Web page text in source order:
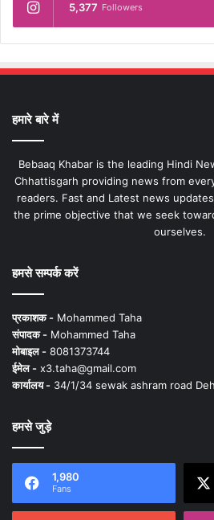
5,377 Followers
हमारे बारे में
Bebaaq Khabar is the leading Hindi
Chhattisgarh providing news from
readers. Fast and Latest news
the prime objective that we seek
ourselves.
हमसे सम्पर्क करें
प्रकाशक - Mohammed Taha
संपादक - Mohammed Taha
मोबाइल - 8081373744
ईमेल - x3.taha@gmail.com
कार्यालय - 34/1/34 sewak ashram road
हमसे जुड़े
1,980
Fans